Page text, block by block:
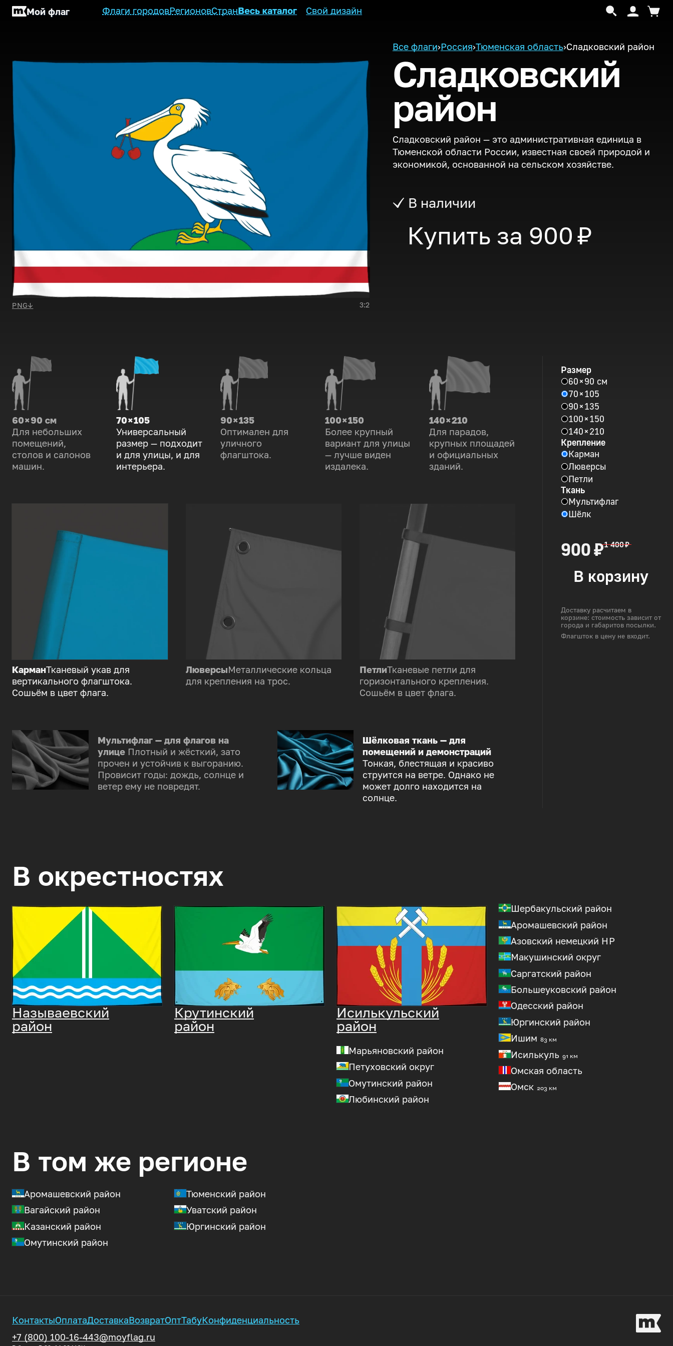
Мой флаг Флаги городовРегионовСтранВесь каталог Свой дизайн
Все флаги›Россия›Тюменская область›Сладковский район
PNG↓ 3:2
Сладковский
район
Сладковский район — это административная единица в
Тюменской области России, известная своей природой и
экономикой, основанной на сельском хозяйстве.
В наличии
Купить за 900 ₽
60 × 90 см
Для небольших
помещений,
столов и салонов
машин.
70 × 105
Универсальный
размер — подходит
и для улицы, и для
интерьера.
90 × 135
Оптимален для
уличного
флагштока.
100 × 150
Более крупный
вариант для улицы
— лучше виден
издалека.
140 × 210
Для парадов,
крупных площадей
и официальных
зданий.
КарманТканевый укав для
вертикального флагштока.
Сошьём в цвет флага.
ЛюверсыМеталлические кольца
для крепления на трос.
ПетлиТканевые петли для
горизонтального крепления.
Сошьём в цвет флага.
Мультифлаг — для флагов на
улицеПлотный и жёсткий, зато
прочен и устойчив к выгоранию.
Провисит годы: дождь, солнце и
ветер ему не повредят.
Шёлковая ткань — для
помещений и демонстраций
Тонкая, блестящая и красиво
струится на ветре. Однако не
может долго находится на
солнце.
Размер
60 × 90 см
70 × 105
90 × 135
100 × 150
140 × 210
Крепление
Карман
Люверсы
Петли
Ткань
Мультифлаг
Шёлк
900 ₽1 400 ₽
В корзину
Доставку расчитаем в
корзине: стоимость зависит от
города и габаритов посылки.
Флагшток в цену не входит.
В окрестностях
Называевский
район
Крутинский
район
Исилькульский
район
Марьяновский район
Петуховский округ
Омутинский район
Любинский район
Шербакульский район
Аромашевский район
Азовский немецкий НР
Макушинский округ
Саргатский район
Большеуковский район
Одесский район
Юргинский район
Ишим 83 км
Исилькуль 91 км
Омская область
Омск 203 км
В том же регионе
Аромашевский район
Вагайский район
Казанский район
Омутинский район
Тюменский район
Уватский район
Юргинский район
КонтактыОплатаДоставкаВозвратОптТабуКонфиденциальность
+7 (800) 100-16-443@moyflag.ru